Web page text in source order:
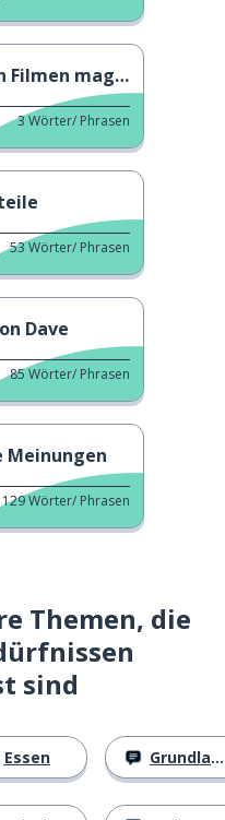
magst du?
3Wörter/ Phrasen
53Wörter/ Phrasen
Dave
85Wörter/ Phrasen
Meinungen
129Wörter/ Phrasen
Themen, die
sind
Essen Grundlagen